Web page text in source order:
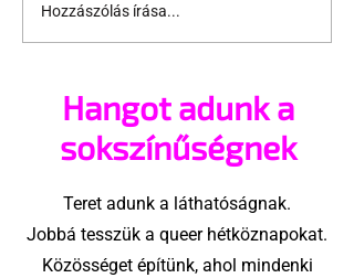
Támogathatsz és
ajánlhatsz: Te is részt
megvalósításában
Hozzászólás írása...
Hangot adunk a
sokszínűségnek
Teret adunk a láthatóságnak.
Jobbá tesszük a queer hétköznapokat.
Közösséget építünk, ahol mindenki